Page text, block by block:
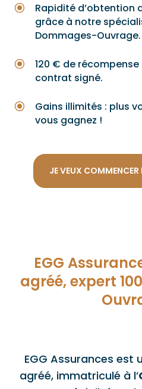
\
Rapidité d’obtention
grâce à notre
Dommages-Ouvrage.
\
120 € de
contrat signé.
\
Gains illimités : plus
vous gagnez !
JE VEUX
EGG
agréé, expert
EGG Assurances est
agréé, immatriculé à l’